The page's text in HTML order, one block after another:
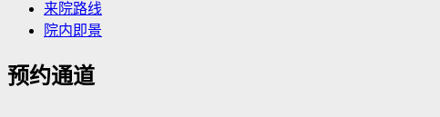
来院路线
院内即景
预约通道